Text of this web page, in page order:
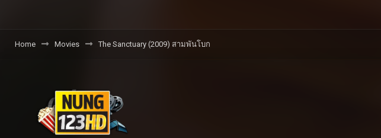
Home Movies The Sanctuary (2009) สามพันโบก